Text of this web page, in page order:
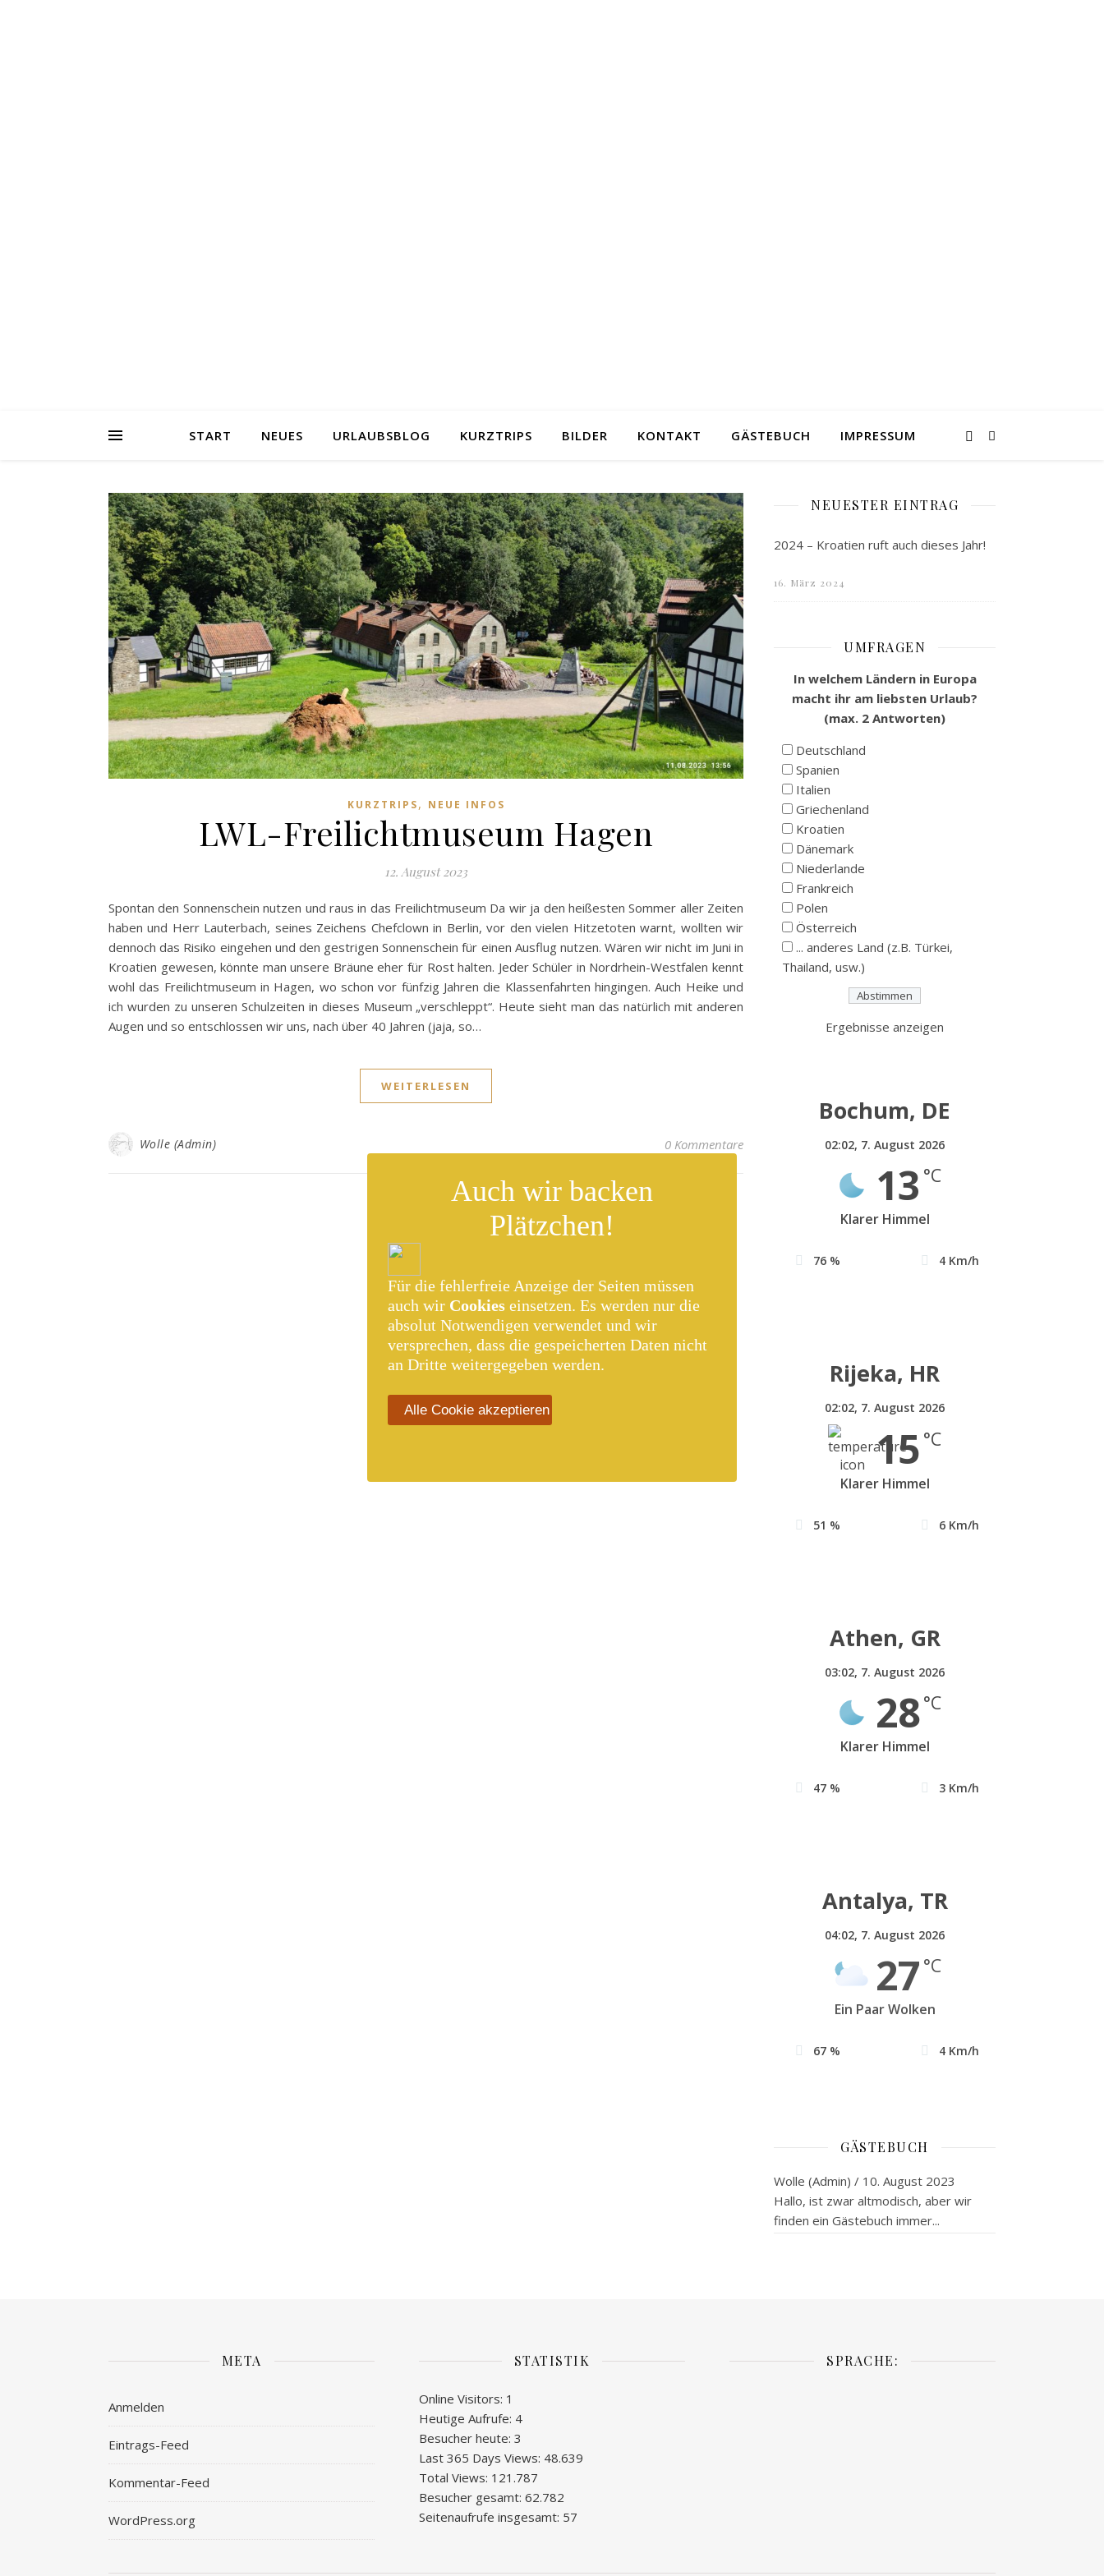
START NEUES URLAUBSBLOG KURZTRIPS BILDER KONTAKT GÄSTEBUCH IMPRESSUM
KURZTRIPS, NEUE INFOS
LWL-Freilichtmuseum Hagen
12. August 2023
Spontan den Sonnenschein nutzen und raus in das Freilichtmuseum Da wir ja den heißesten Sommer aller Zeiten
haben und Herr Lauterbach, seines Zeichens Chefclown in Berlin, vor den vielen Hitzetoten warnt, wollten wir
dennoch das Risiko eingehen und den gestrigen Sonnenschein für einen Ausflug nutzen. Wären wir nicht im Juni in
Kroatien gewesen, könnte man unsere Bräune eher für Rost halten. Jeder Schüler in Nordrhein-Westfalen kennt
wohl das Freilichtmuseum in Hagen, wo schon vor fünfzig Jahren die Klassenfahrten hingingen. Auch Heike und
ich wurden zu unseren Schulzeiten in dieses Museum „verschleppt“. Heute sieht man das natürlich mit anderen
Augen und so entschlossen wir uns, nach über 40 Jahren (jaja, so…
WEITERLESEN
Wolle (Admin) 0 Kommentare
NEUESTER EINTRAG
2024 – Kroatien ruft auch dieses Jahr!
16. März 2024
UMFRAGEN
In welchem Ländern in Europa
macht ihr am liebsten Urlaub?
(max. 2 Antworten)
Deutschland
Spanien
Italien
Griechenland
Kroatien
Dänemark
Niederlande
Frankreich
Polen
Österreich
... anderes Land (z.B. Türkei,
Thailand, usw.)
Ergebnisse anzeigen
Bochum, DE
02:02, 7. August 2026
13 °C
Klarer Himmel
76 % 4 Km/h
Rijeka, HR
02:02, 7. August 2026
15 °C
Klarer Himmel
51 % 6 Km/h
Athen, GR
03:02, 7. August 2026
28°C
Klarer Himmel
47 % 3 Km/h
Antalya, TR
04:02, 7. August 2026
27 °C
Ein Paar Wolken
67 % 4 Km/h
GÄSTEBUCH
Wolle (Admin) / 10. August 2023
Hallo, ist zwar altmodisch, aber wir
finden ein Gästebuch immer...
META
Anmelden
Eintrags-Feed
Kommentar-Feed
WordPress.org
STATISTIK
Online Visitors: 1
Heutige Aufrufe: 4
Besucher heute: 3
Last 365 Days Views: 48.639
Total Views: 121.787
Besucher gesamt: 62.782
Seitenaufrufe insgesamt: 57
SPRACHE:
Auch wir backen
Plätzchen!
Für die fehlerfreie Anzeige der Seiten müssen
auch wir Cookies einsetzen. Es werden nur die
absolut Notwendigen verwendet und wir
versprechen, dass die gespeicherten Daten nicht
an Dritte weitergegeben werden.
Alle Cookie akzeptieren